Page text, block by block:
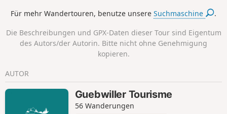
Schlachtfelds von Vieil Armand oder
Entdeckung zahlreicher Denkmäler zur
Geschichte des Ersten Weltkriegs voll auf
Für mehr Wandertouren, benutze unsereSuchmaschine .
Die Beschreibungen und GPX-Daten dieser Tour sind Eigentum
des Autors/der Autorin. Bitte nicht ohne Genehmigung
kopieren.
AUTOR
Guebwiller Tourisme
56 Wanderungen